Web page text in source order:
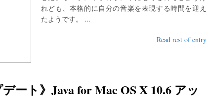
れども、本格的に自分の音楽を表現する時間を迎え
たようです。 ...
Read rest of entry
デート》Java for Mac OS X 10.6 アッ